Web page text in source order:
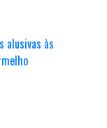
alusivas às